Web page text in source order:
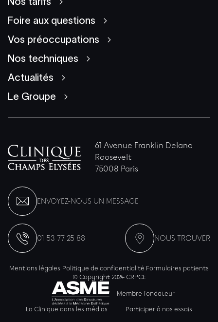
Foire aux questions
Vos préoccupations
Nos techniques
Actualités
Le Groupe
61 Avenue Franklin Delano
Roosevelt
75008 Paris
ENVOYEZ-NOUS UN MESSAGE
01 53 77 25 88 NOUS TROUVER
Mentions légales Politique de confidentialité Formulaires patients
© Copyright 2024 CRPCE
Membre fondateur
La Clinique dans les médias Participer à nos essais